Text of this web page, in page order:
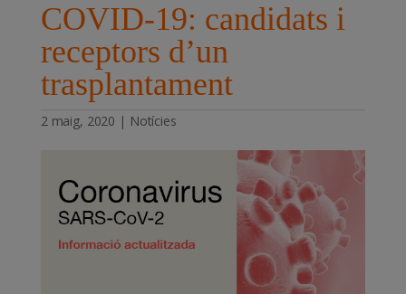
COVID-19: candidats i
receptors d’un
trasplantament
2 maig, 2020 | Notícies